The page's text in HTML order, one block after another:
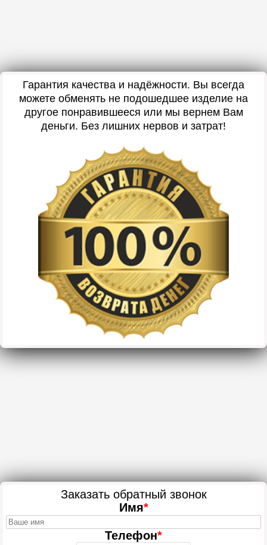
Гарантия качества и надёжности. Вы всегда
можете обменять не подошедшее изделие на
другое понравившееся или мы вернем Вам
деньги. Без лишних нервов и затрат!
Заказать обратный звонок
Имя*
Телефон*